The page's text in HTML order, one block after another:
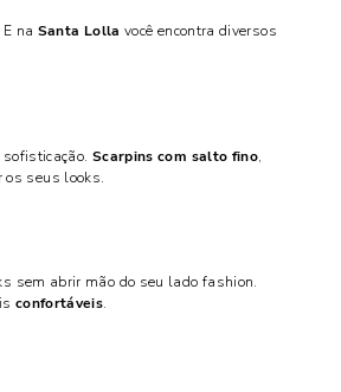
na Santa Lolla você encontra diversos
Scarpins com salto fino,
os seus looks.
sem abrir mão do seu lado fashion.
confortáveis.